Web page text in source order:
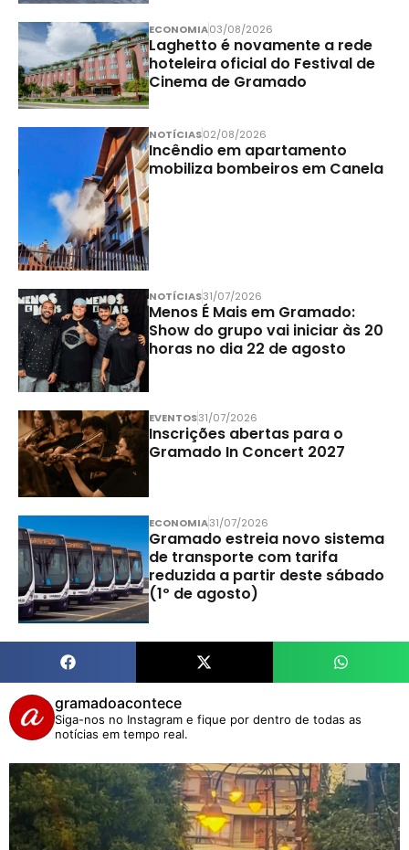
ECONOMIA03/08/2026
Laghetto é novamente a rede
hoteleira oficial do Festival de
Cinema de Gramado
NOTÍCIAS02/08/2026
Incêndio em apartamento
mobiliza bombeiros em Canela
NOTÍCIAS31/07/2026
Menos É Mais em Gramado:
Show do grupo vai iniciar às 20
horas no dia 22 de agosto
EVENTOS31/07/2026
Inscrições abertas para o
Gramado In Concert 2027
ECONOMIA31/07/2026
Gramado estreia novo sistema
de transporte com tarifa
reduzida a partir deste sábado
(1º de agosto)
gramadoacontece
Siga-nos no Instagram e fique por dentro de todas as
notícias em tempo real.